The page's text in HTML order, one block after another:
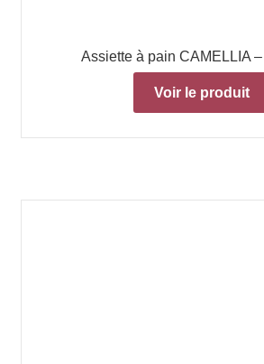
Assiette à pain CAMELLIA
Voir le produit